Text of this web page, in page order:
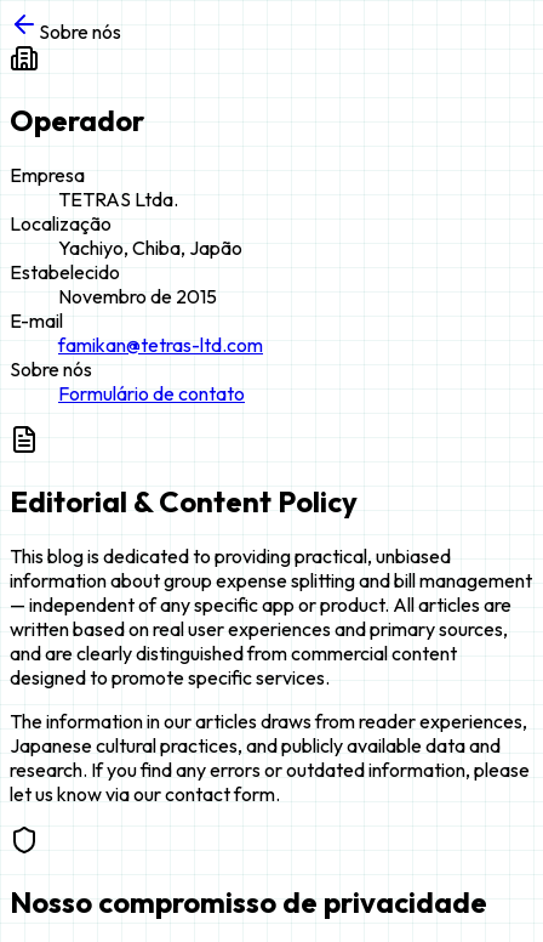
Sobre nós
Operador
Empresa
TETRAS Ltda.
Localização
Yachiyo, Chiba, Japão
Estabelecido
Novembro de 2015
E-mail
famikan@tetras-ltd.com
Sobre nós
Formulário de contato
Editorial & Content Policy
This blog is dedicated to providing practical, unbiased
information about group expense splitting and bill management
— independent of any specific app or product. All articles are
written based on real user experiences and primary sources,
and are clearly distinguished from commercial content
designed to promote specific services.
The information in our articles draws from reader experiences,
Japanese cultural practices, and publicly available data and
research. If you find any errors or outdated information, please
let us know via our contact form.
Nosso compromisso de privacidade